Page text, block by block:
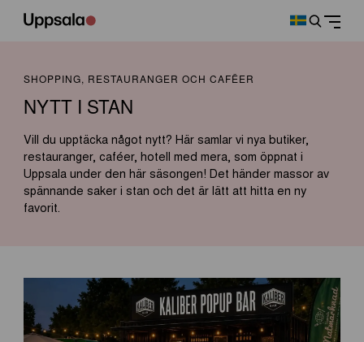
SHOPPING, RESTAURANGER OCH CAFÉER
NYTT I STAN
Vill du upptäcka något nytt? Här samlar vi nya butiker,
restauranger, caféer, hotell med mera, som öppnat i
Uppsala under den här säsongen! Det händer massor av
spännande saker i stan och det är lätt att hitta en ny
favorit.